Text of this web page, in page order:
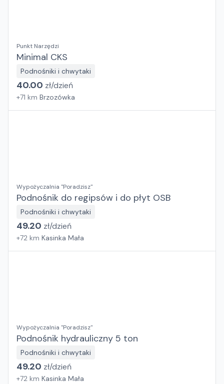
Punkt Narzędzi
Minimal CKS
Podnośniki i chwytaki
40.00 zł/dzień
+71 km Brzozówka
Wypożyczalnia "Poradzisz"
Podnośnik do regipsów i do płyt OSB
Podnośniki i chwytaki
49.20 zł/dzień
+72 km Kasinka Mała
Wypożyczalnia "Poradzisz"
Podnośnik hydrauliczny 5 ton
Podnośniki i chwytaki
49.20 zł/dzień
+72 km Kasinka Mała